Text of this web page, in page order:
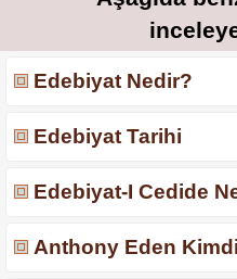
Edebiyat Nedir?
Edebiyat Tarihi
Edebiyat-I Cedide
Anthony Eden